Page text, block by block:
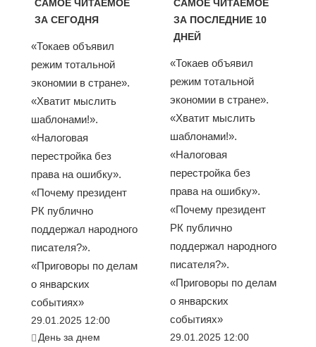
САМОЕ ЧИТАЕМОЕ
ЗА СЕГОДНЯ
«Токаев объявил
режим тотальной
экономии в стране».
«Хватит мыслить
шаблонами!».
«Налоговая
перестройка без
права на ошибку».
«Почему президент
РК публично
поддержал народного
писателя?».
«Приговоры по делам
о январских
событиях»
29.01.2025 12:00
День за днем
САМОЕ ЧИТАЕМОЕ
ЗА ПОСЛЕДНИЕ 10
ДНЕЙ
«Токаев объявил
режим тотальной
экономии в стране».
«Хватит мыслить
шаблонами!».
«Налоговая
перестройка без
права на ошибку».
«Почему президент
РК публично
поддержал народного
писателя?».
«Приговоры по делам
о январских
событиях»
29.01.2025 12:00